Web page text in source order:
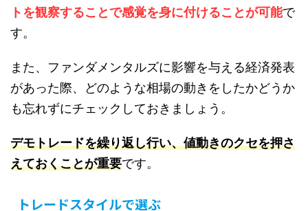
トを観察することで感覚を身に付けることが可能で
す。
また、ファンダメンタルズに影響を与える経済発表
があった際、どのような相場の動きをしたかどうか
も忘れずにチェックしておきましょう。
デモトレードを繰り返し行い、値動きのクセを押さ
えておくことが重要です。
トレードスタイルで選ぶ